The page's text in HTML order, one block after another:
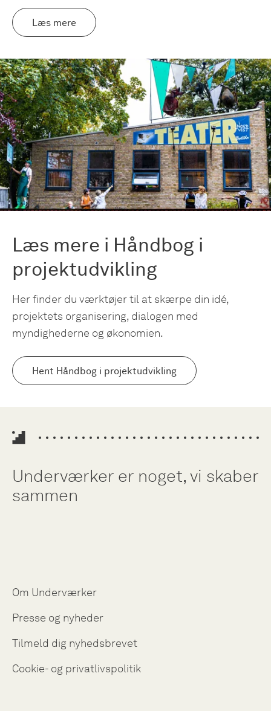
Læs mere
Læs mere i Håndbog i
projektudvikling
Her finder du værktøjer til at skærpe din idé,
projektets organisering, dialogen med
myndighederne og økonomien.
Hent Håndbog i projektudvikling
Underværker er noget, vi skaber
sammen
Om Underværker
Presse og nyheder
Tilmeld dig nyhedsbrevet
Cookie- og privatlivspolitik